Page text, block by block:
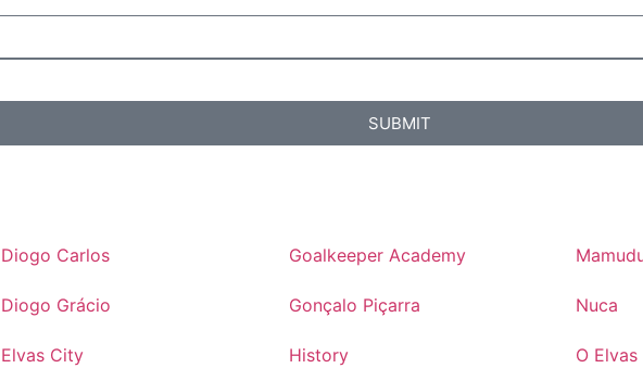
SUBMIT
Diogo Carlos
Diogo Grácio
Elvas City
Goalkeeper Academy
Gonçalo Piçarra
History
Nuca
O Elvas